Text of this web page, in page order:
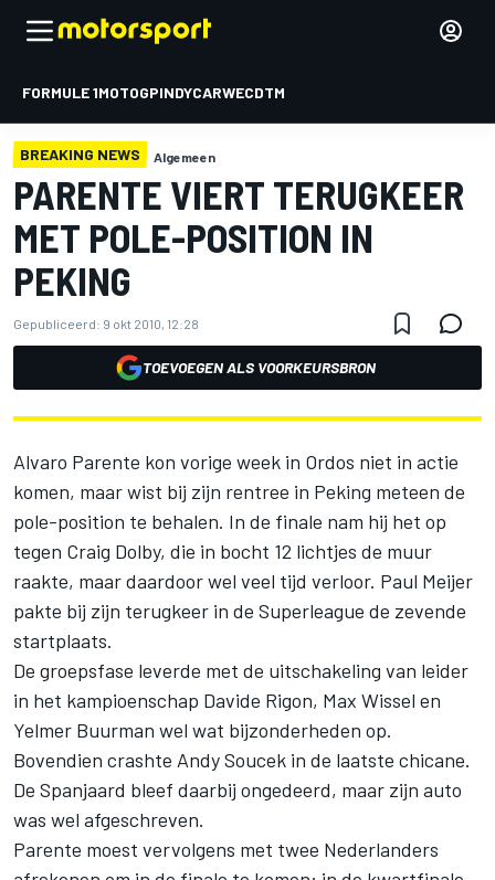
FORMULE 1MOTOGPINDYCARWECDTM
BREAKING NEWS Algemeen
PARENTE VIERT TERUGKEER
MET POLE-POSITION IN
PEKING
Gepubliceerd: 9 okt 2010, 12:28
TOEVOEGEN ALS VOORKEURSBRON
Alvaro Parente kon vorige week in Ordos niet in actie
komen, maar wist bij zijn rentree in Peking meteen de
pole-position te behalen. In de finale nam hij het op
tegen Craig Dolby, die in bocht 12 lichtjes de muur
raakte, maar daardoor wel veel tijd verloor. Paul Meijer
pakte bij zijn terugkeer in de Superleague de zevende
startplaats.
De groepsfase leverde met de uitschakeling van leider
in het kampioenschap Davide Rigon, Max Wissel en
Yelmer Buurman wel wat bijzonderheden op.
Bovendien crashte Andy Soucek in de laatste chicane.
De Spanjaard bleef daarbij ongedeerd, maar zijn auto
was wel afgeschreven.
Parente moest vervolgens met twee Nederlanders